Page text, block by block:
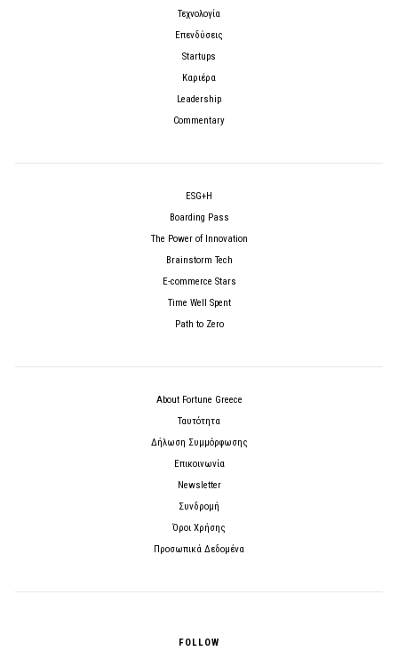
Τεχνολογία
Επενδύσεις
Startups
Καριέρα
Leadership
Commentary
ESG+H
Boarding Pass
The Power of Innovation
Brainstorm Tech
E-commerce Stars
Time Well Spent
Path to Zero
About Fortune Greece
Ταυτότητα
Δήλωση Συμμόρφωσης
Επικοινωνία
Newsletter
Συνδρομή
Όροι Χρήσης
Προσωπικά Δεδομένα
FOLLOW